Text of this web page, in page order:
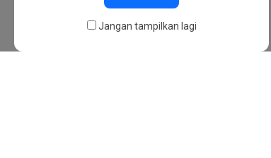
Jangan tampilkan lagi